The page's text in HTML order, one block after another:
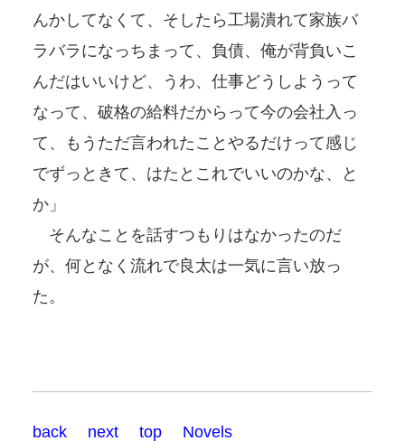
んかしてなくて、そしたら工場潰れて家族バ
ラバラになっちまって、負債、俺が背負いこ
んだはいいけど、うわ、仕事どうしようって
なって、破格の給料だからって今の会社入っ
て、もうただ言われたことやるだけって感じ
でずっときて、はたとこれでいいのかな、と
か」
そんなことを話すつもりはなかったのだ
が、何となく流れで良太は一気に言い放っ
た。
back next top Novels